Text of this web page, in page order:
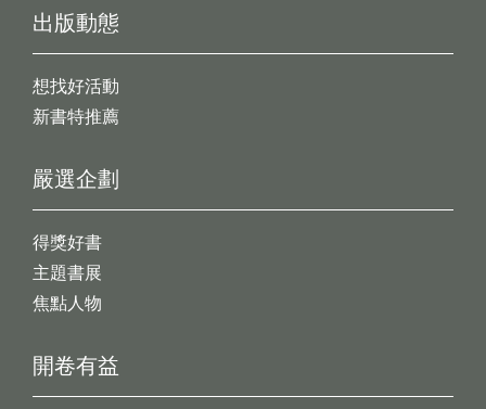
出版動態
想找好活動
新書特推薦
開卷有益
嚴選企劃
得獎好書
主題書展
焦點人物